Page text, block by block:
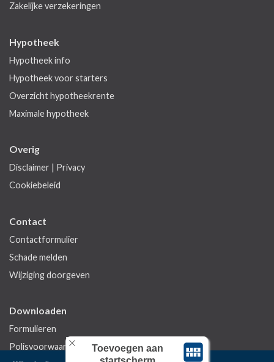
Zakelijke verzekeringen
Hypotheek
Hypotheek info
Hypotheek voor starters
Overzicht hypotheekrente
Maximale hypotheek
Overig
Disclaimer | Privacy
Cookiebeleid
Contact
Contactformulier
Schade melden
Wijziging doorgeven
Downloaden
Formulieren
Polisvoorwaarden
Toevoegen aan